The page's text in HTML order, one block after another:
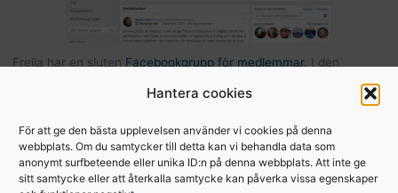
Hantera cookies
För att ge den bästa upplevelsen använder vi cookies på denna
webbplats. Om du samtycker till detta kan vi behandla data som
anonymt surfbeteende eller unika ID:n på denna webbplats. Att inte ge
sitt samtycke eller att återkalla samtycke kan påverka vissa egenskaper
Freija har en sluten Facebookgrupp för medlemmar. I den
gruppen kan du som är medlem kommunicera med andra Freijor,
ställa frågor, tipsa varandra etc… Här hittar du också bilder och
filer från Freijaträffar. Om du är Freija och finns på Facebook –
begär att få bli medlem.